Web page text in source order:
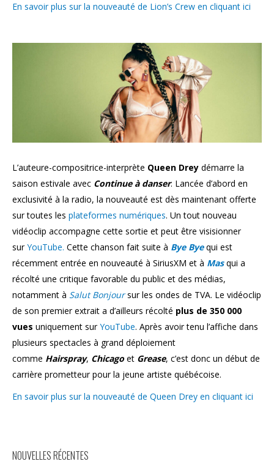
En savoir plus sur la nouveauté de Lion’s Crew en cliquant ici
L’auteure-compositrice-interprète Queen Drey démarre la
saison estivale avec Continue à danser. Lancée d’abord en
exclusivité à la radio, la nouveauté est dès maintenant offerte
sur toutes les plateformes numériques. Un tout nouveau
vidéoclip accompagne cette sortie et peut être visisionner
surYouTube. Cette chanson fait suite à Bye Byequi est
récemment entrée en nouveauté à SiriusXM et à Masqui a
récolté une critique favorable du public et des médias,
notamment à Salut Bonjoursur les ondes de TVA. Le vidéoclip
de son premier extrait a d’ailleurs récolté plus de 350 000
vues uniquement surYouTube. Après avoir tenu l’affiche dans
plusieurs spectacles à grand déploiement
comme Hairspray, Chicagoet Grease, c’est donc un début de
carrière prometteur pour la jeune artiste québécoise.
En savoir plus sur la nouveauté de Queen Drey en cliquant ici
NOUVELLES RÉCENTES